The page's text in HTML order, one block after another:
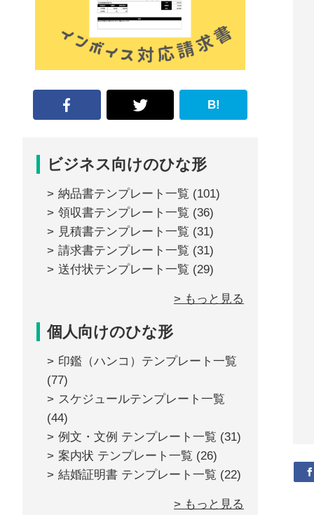
B!
ビジネス向けのひな形
納品書テンプレート一覧 (101)
領収書テンプレート一覧 (36)
見積書テンプレート一覧 (31)
請求書テンプレート一覧 (31)
送付状テンプレート一覧 (29)
> もっと見る
個人向けのひな形
印鑑（ハンコ）テンプレート一覧
(77)
スケジュールテンプレート一覧
(44)
例文・文例 テンプレート一覧 (31)
案内状 テンプレート一覧 (26)
結婚証明書 テンプレート一覧 (22)
> もっと見る